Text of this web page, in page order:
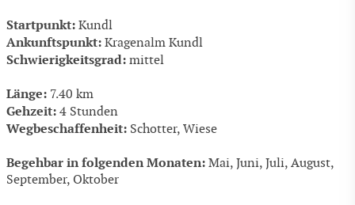
Startpunkt: Kundl
Ankunftspunkt: Kragenalm Kundl
Schwierigkeitsgrad: mittel
Länge: 7.40 km
Gehzeit: 4 Stunden
Wegbeschaffenheit: Schotter, Wiese
Begehbar in folgenden Monaten: Mai, Juni, Juli, August,
September, Oktober